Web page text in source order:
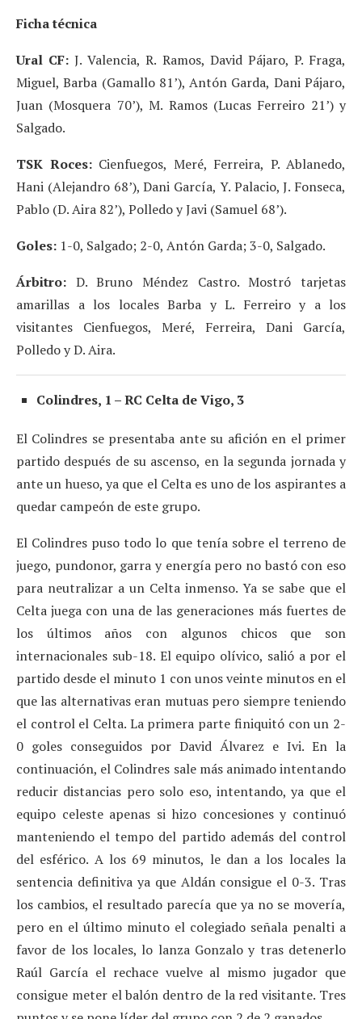
Ficha técnica
Ural CF: J. Valencia, R. Ramos, David Pájaro, P. Fraga,
Miguel, Barba (Gamallo 81’), Antón Garda, Dani Pájaro,
Juan (Mosquera 70’), M. Ramos (Lucas Ferreiro 21’) y
Salgado.
TSK Roces:Cienfuegos, Meré, Ferreira, P. Ablanedo,
Hani (Alejandro 68’), Dani García, Y. Palacio, J. Fonseca,
Pablo (D. Aira 82’), Polledo y Javi (Samuel 68’).
Goles: 1-0, Salgado; 2-0, Antón Garda; 3-0, Salgado.
Árbitro: D. Bruno Méndez Castro. Mostró tarjetas
amarillas a los locales Barba y L. Ferreiro y a los
visitantes Cienfuegos, Meré, Ferreira, Dani García,
Polledo y D. Aira.
Colindres, 1 – RC Celta de Vigo, 3
El Colindres se presentaba ante su afición en el primer
partido después de su ascenso, en la segunda jornada y
ante un hueso, ya que el Celta es uno de los aspirantes a
quedar campeón de este grupo.
El Colindres puso todo lo que tenía sobre el terreno de
juego, pundonor, garra y energía pero no bastó con eso
para neutralizar a un Celta inmenso. Ya se sabe que el
Celta juega con una de las generaciones más fuertes de
los últimos años con algunos chicos que son
internacionales sub-18. El equipo olívico, salió a por el
partido desde el minuto 1 con unos veinte minutos en el
que las alternativas eran mutuas pero siempre teniendo
el control el Celta. La primera parte finiquitó con un 2-
0 goles conseguidos por David Álvarez e Ivi. En la
continuación, el Colindres sale más animado intentando
reducir distancias pero solo eso, intentando, ya que el
equipo celeste apenas si hizo concesiones y continuó
manteniendo el tempo del partido además del control
del esférico. A los 69 minutos, le dan a los locales la
sentencia definitiva ya que Aldán consigue el 0-3. Tras
los cambios, el resultado parecía que ya no se movería,
pero en el último minuto el colegiado señala penalti a
favor de los locales, lo lanza Gonzalo y tras detenerlo
Raúl García el rechace vuelve al mismo jugador que
consigue meter el balón dentro de la red visitante. Tres